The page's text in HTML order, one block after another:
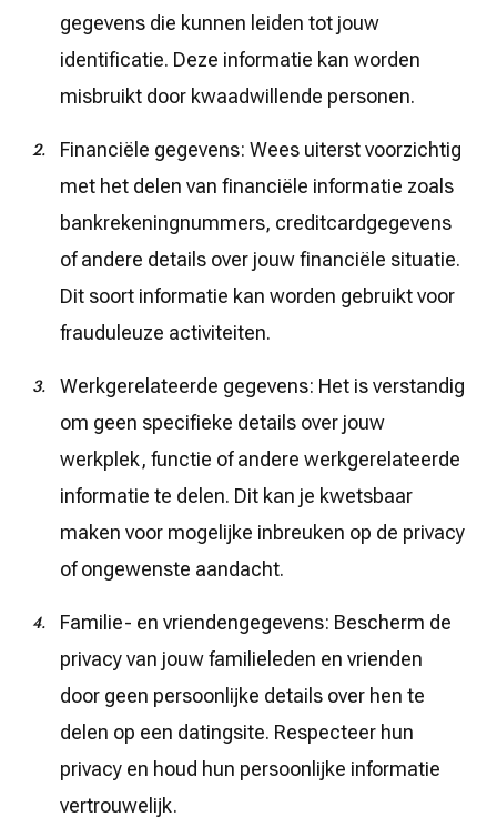
gegevens die kunnen leiden tot jouw
identificatie. Deze informatie kan worden
misbruikt door kwaadwillende personen.
Financiële gegevens: Wees uiterst voorzichtig
met het delen van financiële informatie zoals
bankrekeningnummers, creditcardgegevens
of andere details over jouw financiële situatie.
Dit soort informatie kan worden gebruikt voor
frauduleuze activiteiten.
Werkgerelateerde gegevens: Het is verstandig
om geen specifieke details over jouw
werkplek, functie of andere werkgerelateerde
informatie te delen. Dit kan je kwetsbaar
maken voor mogelijke inbreuken op de privacy
of ongewenste aandacht.
Familie- en vriendengegevens: Bescherm de
privacy van jouw familieleden en vrienden
door geen persoonlijke details over hen te
delen op een datingsite. Respecteer hun
privacy en houd hun persoonlijke informatie
vertrouwelijk.